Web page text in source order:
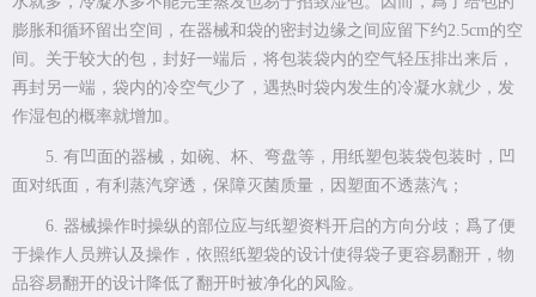
膨胀和循环留出空间，在器械和袋的密封边缘之间应留下约2.5cm的空
间。关于较大的包，封好一端后，将包装袋内的空气轻压排出来后，
再封另一端，袋内的冷空气少了，遇热时袋内发生的冷凝水就少，发
作湿包的概率就增加。
5. 有凹面的器械，如碗、杯、弯盘等，用纸塑包装袋包装时，凹
面对纸面，有利蒸汽穿透，保障灭菌质量，因塑面不透蒸汽；
6. 器械操作时操纵的部位应与纸塑资料开启的方向分歧；爲了便
于操作人员辨认及操作，依照纸塑袋的设计使得袋子更容易翻开，物
品容易翻开的设计降低了翻开时被净化的风险。